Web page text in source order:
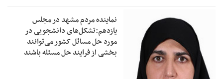
نماینده مردم مشهد در مجلس
یازدهم:تشکل‌های دانشجویی در
مورد حل مسائل کشور می‌توانند
بخشی از فرایند حل مسئله باشند